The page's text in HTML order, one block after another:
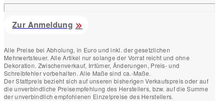
Zur Anmeldung
Alle Preise bei Abholung, in Euro und inkl. der gesetzlichen
Mehrwertsteuer. Alle Artikel nur solange der Vorrat reicht und ohne
Dekoration. Zwischenverkauf, Irrtümer, Änderungen, Preis- und
Schreibfehler vorbehalten. Alle Maße sind ca.-Maße.
Der Stattpreis bezieht sich auf unseren bisherigen Verkaufspreis oder auf
die unverbindliche Preisempfehlung des Herstellers, bzw. auf die Summe
der unverbindlich empfohlenen Einzelpreise des Herstellers.